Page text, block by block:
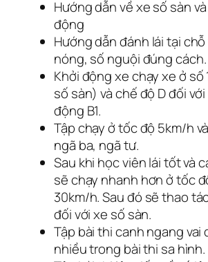
Hướng dẫn về xe số sàn
động
Hướng dẫn đánh lái tại chỗ
nóng, số nguội đúng cách.
Khởi động xe chạy xe ở số
số sàn) và chế độ D đối
động B1.
Tập chạy ở tốc độ 5km/h
ngã ba, ngã tư.
Sau khi học viên lái tốt và
sẽ chạy nhanh hơn ở tốc
30km/h. Sau đó sẽ thao
đối với xe số sàn.
Tập bài thi canh ngang vai
nhiều trong bài thi sa hình.